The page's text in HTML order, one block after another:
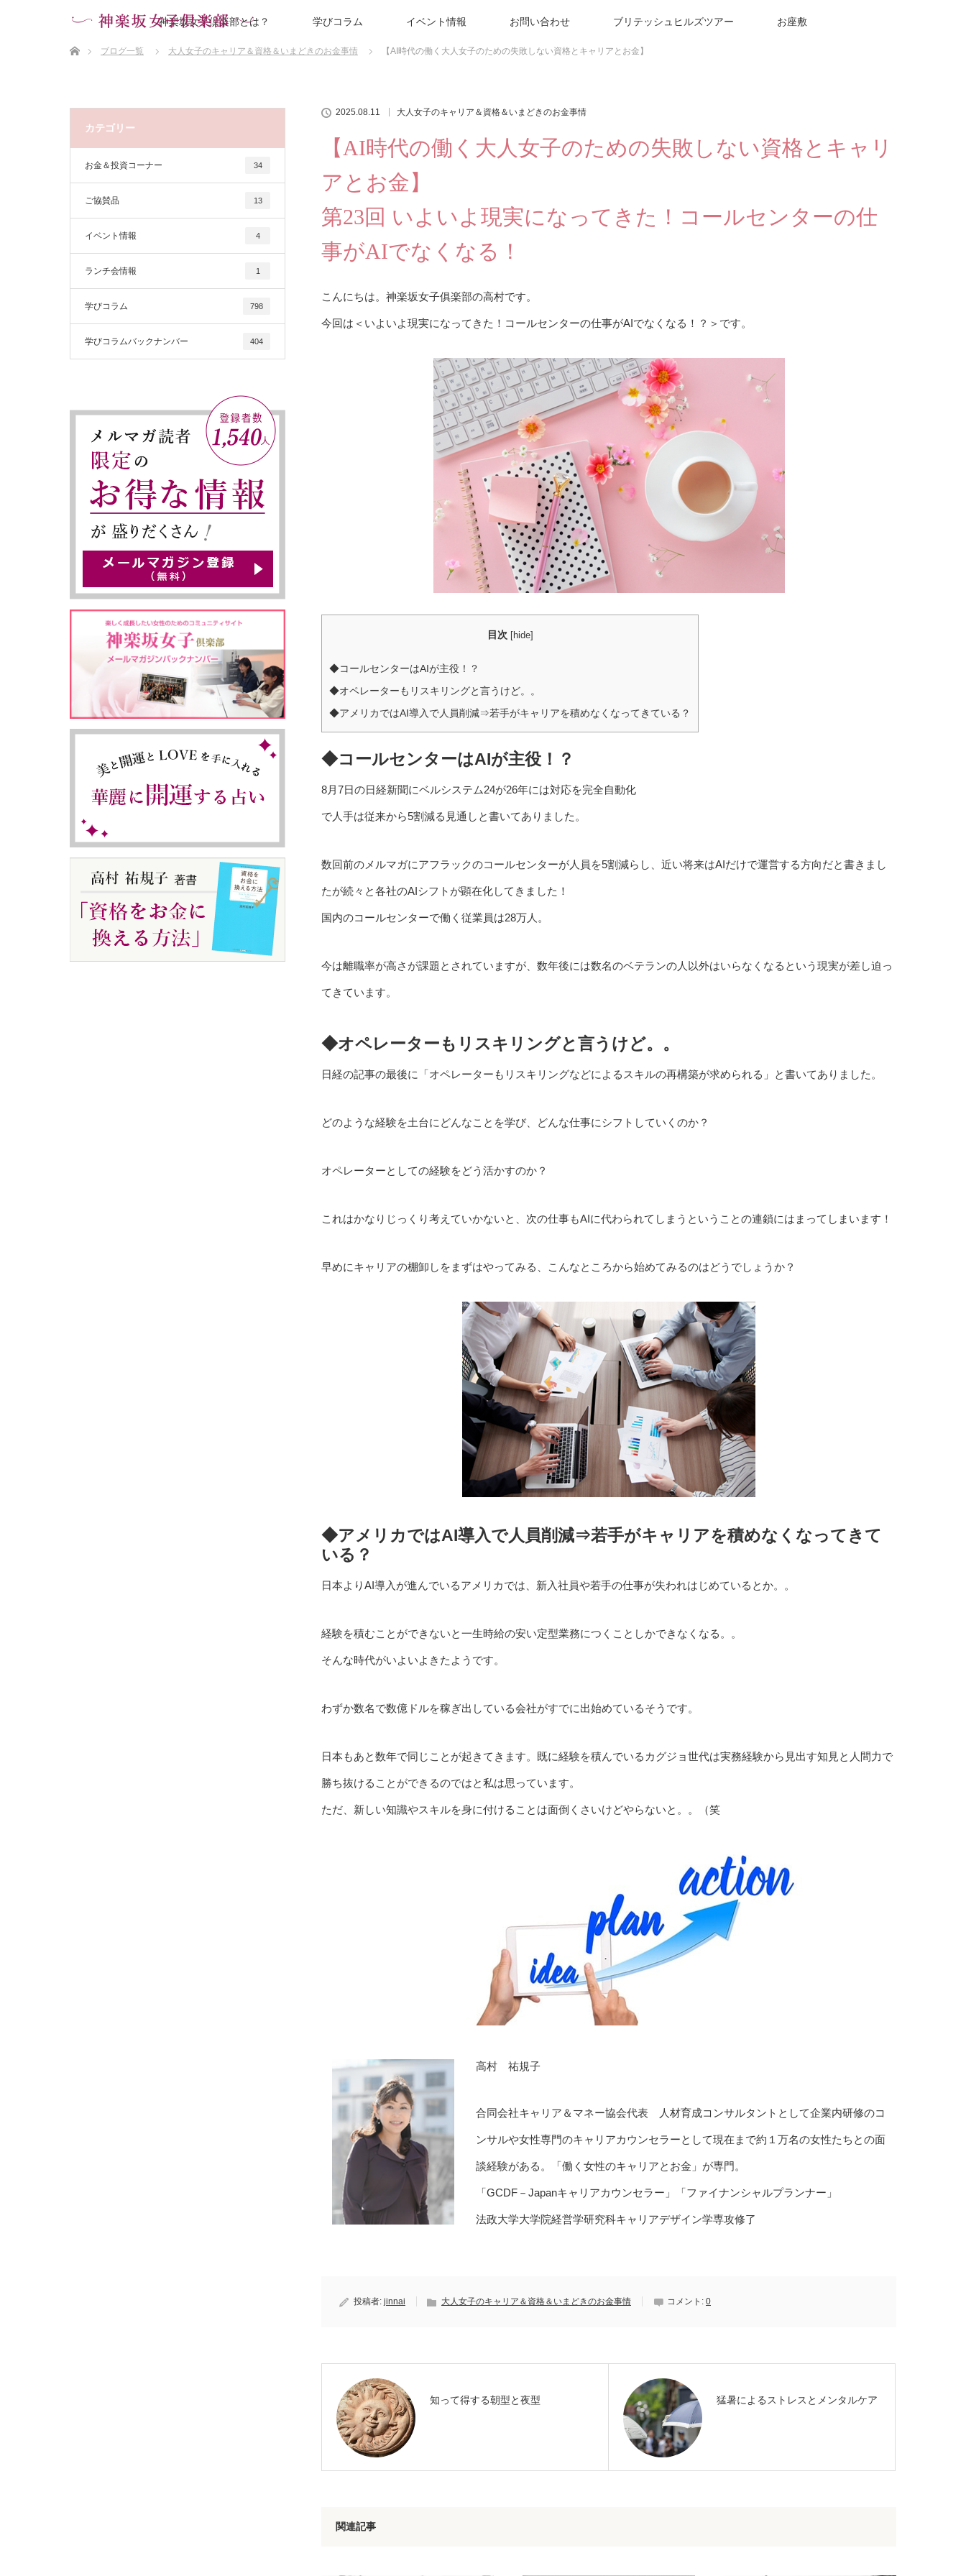
神楽坂女子倶楽部とは？ 学びコラム イベント情報 お問い合わせ ブリテッシュヒルズツアー お座敷
ブログ一覧
大人女子のキャリア＆資格＆いまどきのお金事情 【AI時代の働く大人女子のための失敗しない資格とキャリアとお金】
2025.08.11
大人女子のキャリア＆資格＆いまどきのお金事情
【AI時代の働く大人女子のための失敗しない資格とキャリ
アとお金】
第23回 いよいよ現実になってきた！コールセンターの仕
事がAIでなくなる！
こんにちは。神楽坂女子俱楽部の高村です。
今回は＜いよいよ現実になってきた！コールセンターの仕事がAIでなくなる！？＞です。
目次 [hide]
◆コールセンターはAIが主役！？
◆オペレーターもリスキリングと言うけど。。
◆アメリカではAI導入で人員削減⇒若手がキャリアを積めなくなってきている？
◆コールセンターはAIが主役！？
8月7日の日経新聞にベルシステム24が26年には対応を完全自動化
で人手は従来から5割減る見通しと書いてありました。
数回前のメルマガにアフラックのコールセンターが人員を5割減らし、近い将来はAIだけで運営する方向だと書きまし
たが続々と各社のAIシフトが顕在化してきました！
国内のコールセンターで働く従業員は28万人。
今は離職率が高さが課題とされていますが、数年後には数名のベテランの人以外はいらなくなるという現実が差し迫っ
てきています。
◆オペレーターもリスキリングと言うけど。。
日経の記事の最後に「オペレーターもリスキリングなどによるスキルの再構築が求められる」と書いてありました。
どのような経験を土台にどんなことを学び、どんな仕事にシフトしていくのか？
オペレーターとしての経験をどう活かすのか？
これはかなりじっくり考えていかないと、次の仕事もAIに代わられてしまうということの連鎖にはまってしまいます！
早めにキャリアの棚卸しをまずはやってみる、こんなところから始めてみるのはどうでしょうか？
◆アメリカではAI導入で人員削減⇒若手がキャリアを積めなくなってきて
いる？
日本よりAI導入が進んでいるアメリカでは、新入社員や若手の仕事が失われはじめているとか。。
経験を積むことができないと一生時給の安い定型業務につくことしかできなくなる。。
そんな時代がいよいよきたようです。
わずか数名で数億ドルを稼ぎ出している会社がすでに出始めているそうです。
日本もあと数年で同じことが起きてきます。既に経験を積んでいるカグジョ世代は実務経験から見出す知見と人間力で
勝ち抜けることができるのではと私は思っています。
ただ、新しい知識やスキルを身に付けることは面倒くさいけどやらないと。。（笑
高村 祐規子
合同会社キャリア＆マネー協会代表 人材育成コンサルタントとして企業内研修のコ
ンサルや女性専門のキャリアカウンセラーとして現在まで約１万名の女性たちとの面
談経験がある。「働く女性のキャリアとお金」が専門。
「GCDF－Japanキャリアカウンセラー」「ファイナンシャルプランナー」
法政大学大学院経営学研究科キャリアデザイン学専攻修了
投稿者: jinnai 大人女子のキャリア＆資格＆いまどきのお金事情 コメント: 0
知って得する朝型と夜型 猛暑によるストレスとメンタルケア
関連記事
カテゴリー
お金＆投資コーナー 34
ご協賛品 13
イベント情報 4
ランチ会情報 1
学びコラム 798
学びコラムバックナンバー 404